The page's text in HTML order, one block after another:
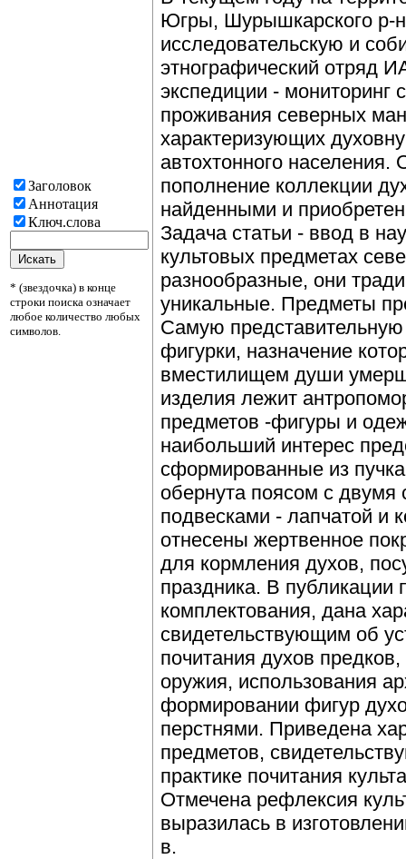
Заголовок
Аннотация
Ключ.слова
* (звездочка) в конце
строки поиска означает
любое количество любых
символов.
Югры, Шурышкарского
исследовательскую и
этнографический отряд
экспедиции - мониторинг
проживания северных
характеризующих
автохтонного населения.
пополнение коллекции
найденными и
Задача статьи - ввод в
культовых предметах
разнообразные, они
уникальные. Предметы
Самую представительную
фигурки, назначение
вместилищем души
изделия лежит
предметов -фигуры и
наибольший интерес
сформированные из
обернута поясом с
подвесками - лапчатой и
отнесены жертвенное
для кормления духов,
праздника. В публикации
комплектования, дана
свидетельствующим об
почитания духов
оружия, использования
формировании фигур
перстнями. Приведена
предметов,
практике почитания
Отмечена рефлексия
выразилась в
в.